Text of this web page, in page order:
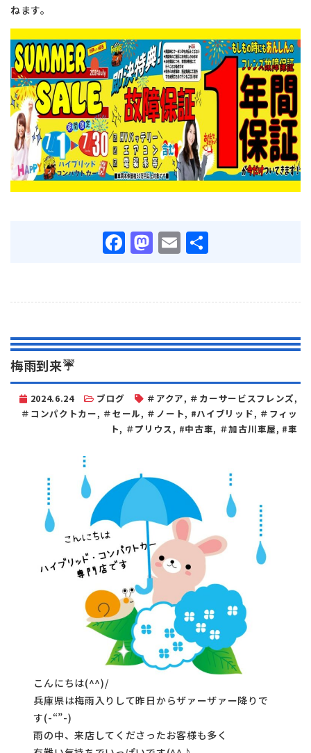
ねます。
Facebook
Mastodon
Email
梅雨到来☔
2024.6.24 ブログ ＃アクア, ＃カーサービスフレンズ,
＃コンパクトカー, ＃セール, ＃ノート, #ハイブリッド, ＃フィッ
ト, ＃プリウス, #中古車, ＃加古川車屋, #車
こんにちは(^^)/
兵庫県は梅雨入りして昨日からザァーザァー降りで
す(-“”-)
雨の中、来店してくださったお客様も多く